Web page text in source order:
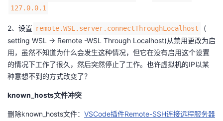
127.0.0.1
2、设置 remote.WSL.server.connectThroughLocalhost
(
setting WSL -> Remote -WSL Through Localhost)从禁用更改为启
用，虽然不知道为什么会发生这种情况，但它在没有启用这个设置
的情况下工作了很久，然后突然停止了工作。也许虚拟机的IP以某
种意想不到的方式改变了？
known_hosts文件冲突
删除known_hosts文件： VSCode插件Remote-SSH连接远程服务器